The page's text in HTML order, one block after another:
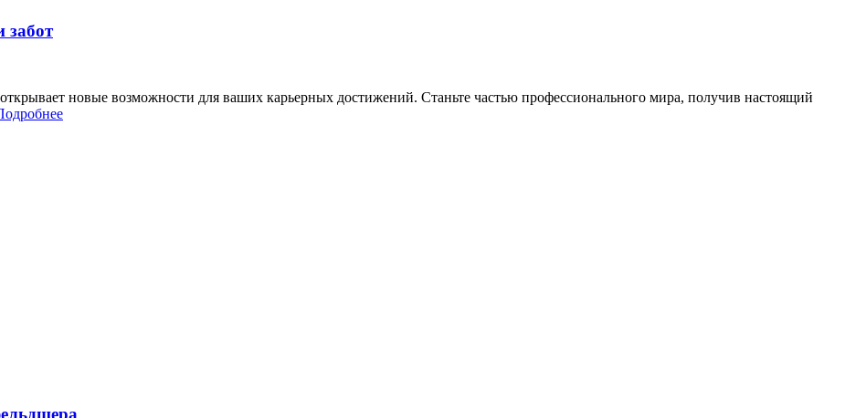
забот
новые возможности для ваших карьерных достижений. Станьте частью профессионального мира, получив настоящий